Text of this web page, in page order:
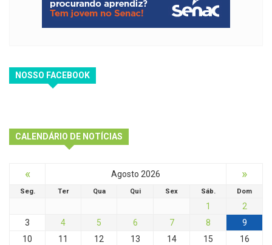
NOSSO FACEBOOK
CALENDÁRIO DE NOTÍCIAS
« Agosto 2026 »
Seg. Ter Qua Qui Sex Sáb. Dom
1
2
3
4 5 6 7 8
9
10
11 12 13 14 15
16